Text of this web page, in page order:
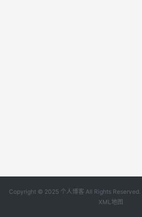
Copyright © 2025 个人博客 All Rights Reserved.
XML地图